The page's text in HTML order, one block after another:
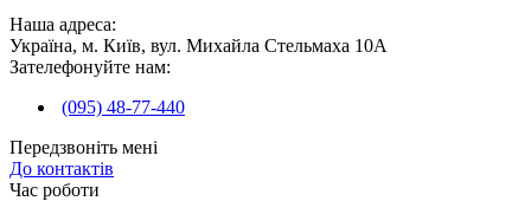
Наша адреса:
Україна, м. Київ, вул. Михайла Стельмаха 10А
Зателефонуйте нам:
(095) 48-77-440
Передзвоніть мені
До контактів
Час роботи